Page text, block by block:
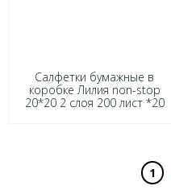
Салфетки бумажные в
коробке Лилия non-stop
20*20 2 слоя 200 лист *20
1